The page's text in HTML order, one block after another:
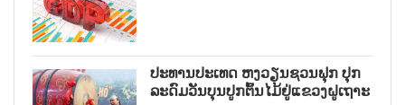
ປະທານປະເທດ ຫງວຽນຊວນຟຸກ ປຸກ
ລະດົມວັນບຸນປູກຕົ້ນໄມ້ຢູ່ແຂວງຝູເຖາະ